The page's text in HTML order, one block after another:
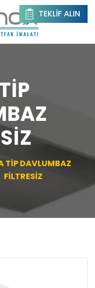
TEKLIF ALIN
TİP DAVLUMBAZ
FİLTRESİZ